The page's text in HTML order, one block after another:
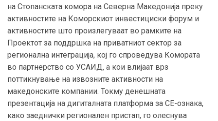
на Стопанската комора на Северна Македонија преку
активностите на Коморскиот инвестициски форум и
активностите што произлегуваат во рамките на
Проектот за поддршка на приватниот сектор за
регионална интеграција, кој го спроведува Комората
во партнерство со УСАИД, а кои влијаат врз
поттикнување на извозните активности на
македонските компании. Токму денешната
презентација на дигиталната платформа за СЕ-ознака,
како заеднички регионален пристап, го олеснува